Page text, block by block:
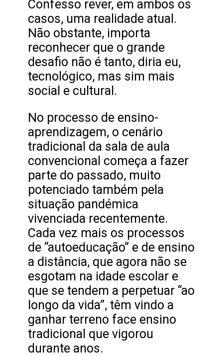
Confesso rever, em ambos os
casos, uma realidade atual.
Não obstante, importa
reconhecer que o grande
desafio não é tanto, diria eu,
tecnológico, mas sim mais
social e cultural.
No processo de ensino-
aprendizagem, o cenário
tradicional da sala de aula
convencional começa a fazer
parte do passado, muito
potenciado também pela
situação pandémica
vivenciada recentemente.
Cada vez mais os processos
de “autoeducação” e de ensino
a distância, que agora não se
esgotam na idade escolar e
que se tendem a perpetuar “ao
longo da vida”, têm vindo a
ganhar terreno face ensino
tradicional que vigorou
durante anos.